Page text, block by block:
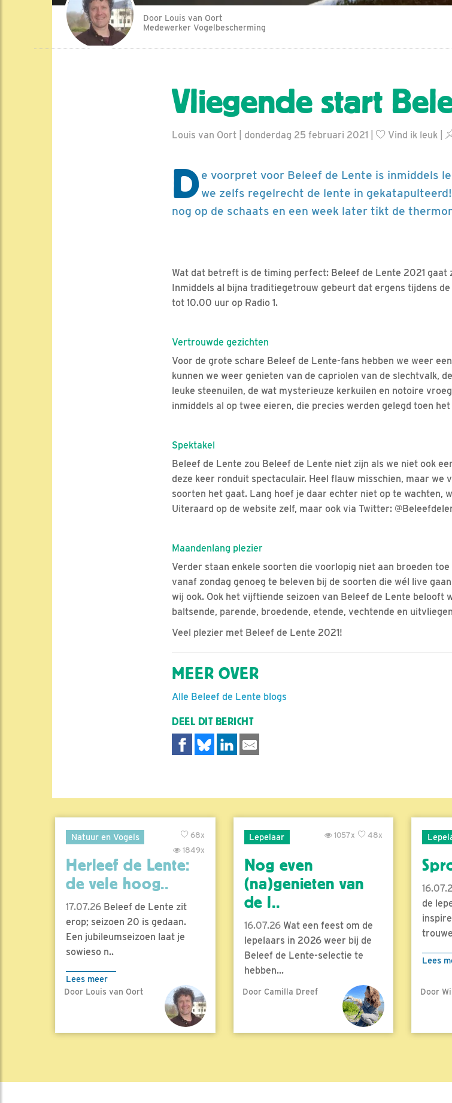
Door Louis van Oort
Medewerker Vogelbescherming
Vliegende start
Louis van Oort | donderdag 25 februari 2021 | Vind ik leuk
De voorpret voor Beleef de Lente is inmiddels
we zelfs regelrecht de lente in
nog op de schaats en een week later tikt de
Wat dat betreft is de timing perfect: Beleef de Lente 2021
Inmiddels al bijna traditiegetrouw gebeurt dat ergens tijdens
tot 10.00 uur op Radio 1.
Vertrouwde gezichten
Voor de grote schare Beleef de Lente-fans hebben we weer
kunnen we weer genieten van de capriolen van de slechtvalk,
leuke steenuilen, de wat mysterieuze kerkuilen en notoire
inmiddels al op twee eieren, die precies werden gelegd toen
Spektakel
Beleef de Lente zou Beleef de Lente niet zijn als we niet ook
deze keer ronduit spectaculair. Heel flauw misschien, maar we
soorten het gaat. Lang hoef je daar echter niet op te wachten,
Uiteraard op de website zelf, maar ook via Twitter:
Maandenlang plezier
Verder staan enkele soorten die voorlopig niet aan broeden
vanaf zondag genoeg te beleven bij de soorten die wél live
wij ook. Ook het vijftiende seizoen van Beleef de Lente belooft
baltsende, parende, broedende, etende, vechtende en
Veel plezier met Beleef de Lente 2021!
MEER OVER
Alle Beleef de Lente blogs
DEEL DIT BERICHT
Natuur en Vogels
68x
1849x
Herleef de Lente:
de vele hoog..
17.07.26 Beleef de Lente zit
erop; seizoen 20 is gedaan.
Een jubileumseizoen laat je
sowieso n..
Lees meer
Door Louis van Oort
Lepelaar 48x
1057x
Nog even
(na)genieten van
de l..
16.07.26Wat een feest om de
lepelaars in 2026 weer bij de
Beleef de Lente-selectie te
hebben...
Lees meer
Door Camilla Dreef
de
Lees
Door